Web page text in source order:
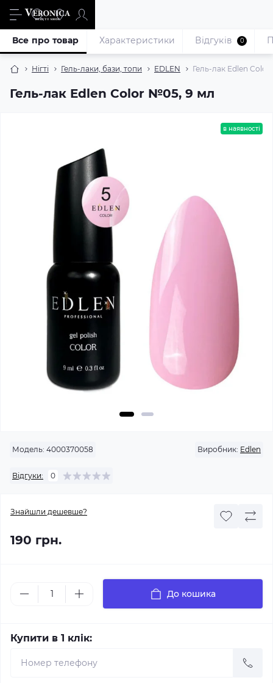
Нігті Гель-лаки, бази, топи EDLEN Гель-лак Edlen
Гель-лак Edlen Color №05, 9 мл
Все про товар Характеристики Відгуків 0
в наявності
Модель: 4000370058 Виробник: Edlen
Відгуки: 0
Знайшли дешевше?
190 грн.
До кошика
Купити в 1 клік: